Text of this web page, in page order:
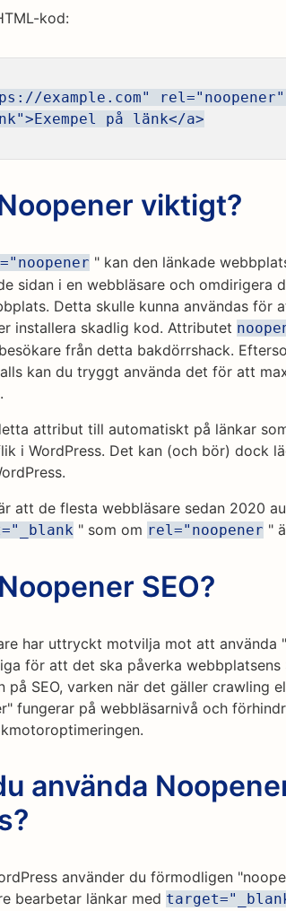
kod:
example.com" rel="noopener"
på länk</a>
viktigt?
" kan den länkade
sidan i en webbläsare och omdirigera
Detta skulle kunna användas för
installera skadlig kod. Attributet
från detta bakdörrshack.
kan du tryggt använda det för att
attribut till automatiskt på länkar
i WordPress. Det kan (och bör) dock
att de flesta webbläsare sedan 2020
" som om rel="noopener "
SEO?
har uttryckt motvilja mot att använda
för att det ska påverka webbplatsens
på SEO, varken när det gäller crawling
fungerar på webbläsarnivå och
använda
använder du förmodligen
bearbetar länkar med